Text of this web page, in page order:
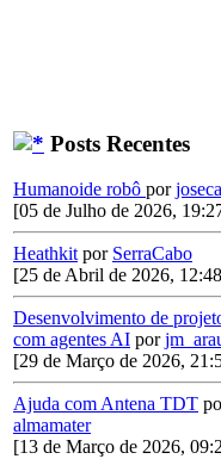
Posts Recentes
Humanoide robô por
[05 de Julho de 2026,
Heathkit por SerraCabo
[25 de Abril de 2026,
Desenvolvimento de
com agentes AI por
[29 de Março de 2026,
Ajuda com Antena TDT
almamater
[13 de Março de 2026,